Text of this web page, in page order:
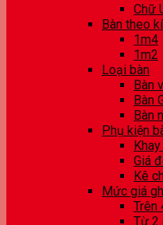
Chữ
Bàn theo
1m4
1m2
Loại bàn
Bàn
Bàn
Bàn
Phụ kiện
Giá
Kê
Mức giá
Trên
Từ 2